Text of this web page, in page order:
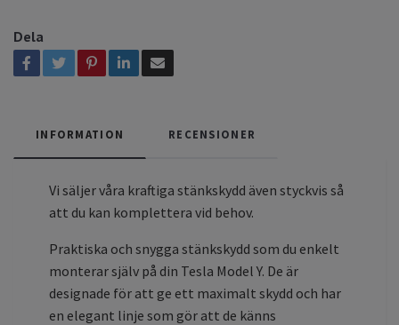
Dela
INFORMATION RECENSIONER
Vi säljer våra kraftiga stänkskydd även styckvis så
att du kan komplettera vid behov.
Praktiska och snygga stänkskydd som du enkelt
monterar själv på din Tesla Model Y. De är
designade för att ge ett maximalt skydd och har
en elegant linje som gör att de känns